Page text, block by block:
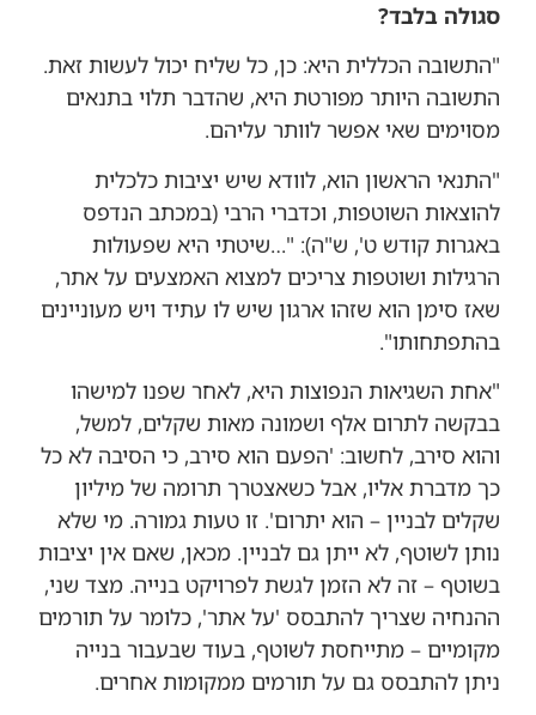
סגולה בלבד?
"התשובה הכללית היא: כן, כל שליח יכול לעשות זאת.
התשובה היותר מפורטת היא, שהדבר תלוי בתנאים
מסוימים שאי אפשר לוותר עליהם.
"התנאי הראשון הוא, לוודא שיש יציבות כלכלית
להוצאות השוטפות, וכדברי הרבי (במכתב הנדפס
באגרות קודש ט', ש"ה): "…שיטתי היא שפעולות
הרגילות ושוטפות צריכים למצוא האמצעים על אתר,
שאז סימן הוא שזהו ארגון שיש לו עתיד ויש מעוניינים
בהתפתחותו".
"אחת השגיאות הנפוצות היא, לאחר שפנו למישהו
בבקשה לתרום אלף ושמונה מאות שקלים, למשל,
והוא סירב, לחשוב: 'הפעם הוא סירב, כי הסיבה לא כל
כך מדברת אליו, אבל כשאצטרך תרומה של מיליון
שקלים לבניין – הוא יתרום'. זו טעות גמורה. מי שלא
נותן לשוטף, לא ייתן גם לבניין. מכאן, שאם אין יציבות
בשוטף – זה לא הזמן לגשת לפרויקט בנייה. מצד שני,
ההנחיה שצריך להתבסס 'על אתר', כלומר על תורמים
מקומיים – מתייחסת לשוטף, בעוד שבעבור בנייה
ניתן להתבסס גם על תורמים ממקומות אחרים.